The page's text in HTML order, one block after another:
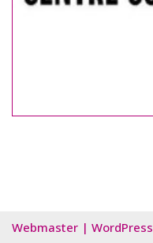
Webmaster | WordPress